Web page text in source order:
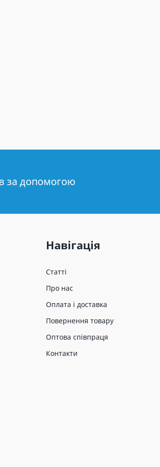
за допомогою
Навігація
Статті
Про нас
Оплата і доставка
Повернення товару
Оптова співпраця
Контакти